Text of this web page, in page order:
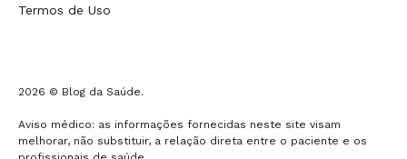
Termos de Uso
2026 © Blog da Saúde.
Aviso médico: as informações fornecidas neste site visam
melhorar, não substituir, a relação direta entre o paciente e os